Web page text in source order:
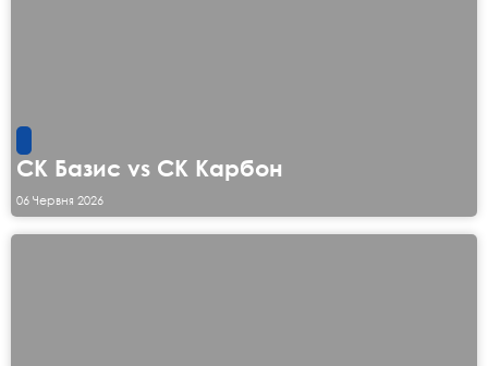
СК Базис vs СК Карбон
06 Червня 2026